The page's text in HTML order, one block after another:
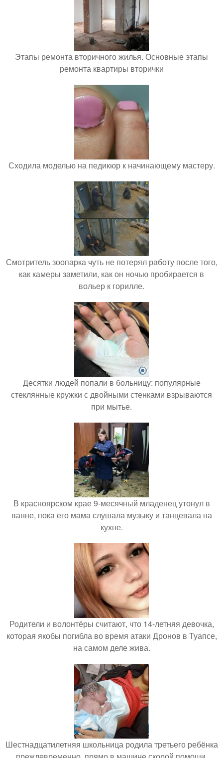
Этапы ремонта вторичного жилья. Основные этапы
ремонта квартиры вторички
Сходила моделью на педикюр к начинающему мастеру.
Смотритель зоопарка чуть не потерял работу после того,
как камеры заметили, как он ночью пробирается в
вольер к горилле.
Десятки людей попали в больницу: популярные
стеклянные кружки с двойными стенками взрываются
при мытье.
В красноярском крае 9-месячный младенец утонул в
ванне, пока его мама слушала музыку и танцевала на
кухне.
Родители и волонтёры считают, что 14-летняя девочка,
которая якобы погибла во время атаки Дронов в Туапсе,
на самом деле жива.
Шестнадцатилетняя школьница родила третьего ребёнка